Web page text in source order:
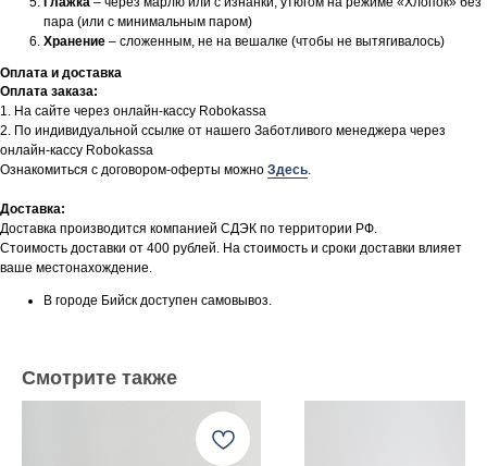
пара (или с минимальным паром)
Хранение – сложенным, не на вешалке (чтобы не вытягивалось)
Оплата и доставка
Оплата заказа:
1. На сайте через онлайн-кассу Robokassa
2. По индивидуальной ссылке от нашего Заботливого менеджера через
онлайн-кассу Robokassa
Ознакомиться с договором-оферты можно Здесь.
Доставка:
Доставка производится компанией СДЭК по территории РФ.
Стоимость доставки от 400 рублей. На стоимость и сроки доставки влияет
ваше местонахождение.
В городе Бийск доступен самовывоз.
Смотрите также